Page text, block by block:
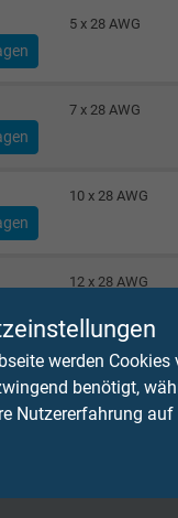
werden Cookies
benötigt,
Nutzererfahrung auf
5 x 28 AWG
7 x 28 AWG
10 x 28 AWG
12 x 28 AWG
14 x 28 AWG